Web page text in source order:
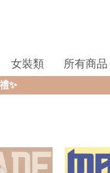
女裝類 所有商品